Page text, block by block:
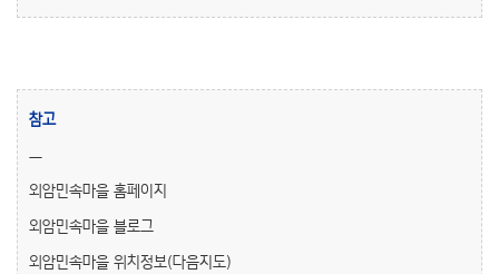
참고
ㅡ
외암민속마을 홈페이지
외암민속마을 블로그
외암민속마을 위치정보(다음지도)